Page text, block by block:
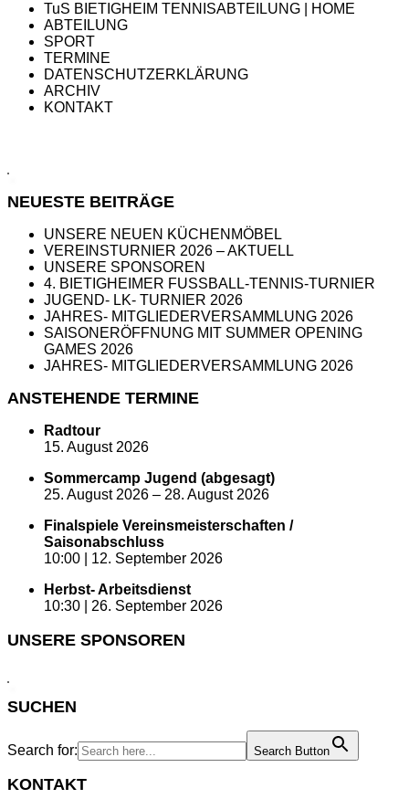
TuS BIETIGHEIM TENNISABTEILUNG | HOME
ABTEILUNG
SPORT
TERMINE
DATENSCHUTZERKLÄRUNG
ARCHIV
KONTAKT
NEUESTE BEITRÄGE
UNSERE NEUEN KÜCHENMÖBEL
VEREINSTURNIER 2026 – AKTUELL
UNSERE SPONSOREN
4. BIETIGHEIMER FUSSBALL-TENNIS-TURNIER
JUGEND- LK- TURNIER 2026
JAHRES- MITGLIEDERVERSAMMLUNG 2026
SAISONERÖFFNUNG MIT SUMMER OPENING
GAMES 2026
JAHRES- MITGLIEDERVERSAMMLUNG 2026
ANSTEHENDE TERMINE
Radtour
15. August 2026
Sommercamp Jugend (abgesagt)
25. August 2026 – 28. August 2026
Finalspiele Vereinsmeisterschaften /
Saisonabschluss
10:00 | 12. September 2026
Herbst- Arbeitsdienst
10:30 | 26. September 2026
UNSERE SPONSOREN
SUCHEN
Search for: Search Button
KONTAKT